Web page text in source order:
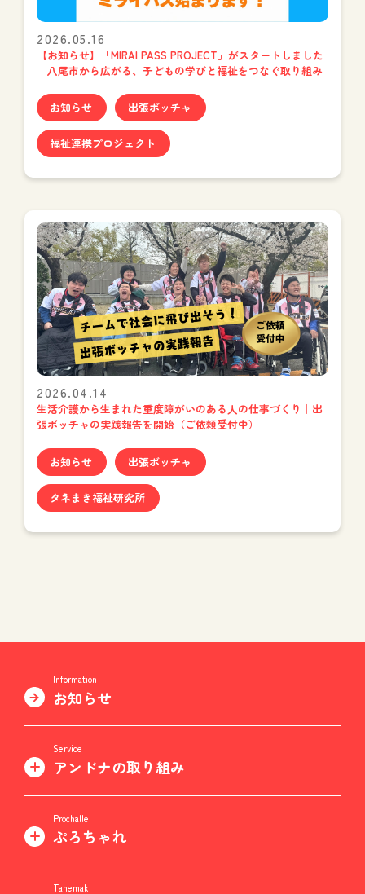
2026.05.16
【お知らせ】「MIRAI PASS PROJECT」がスタートしました
｜八尾市から広がる、子どもの学びと福祉をつなぐ取り組み
お知らせ 出張ボッチャ
福祉連携プロジェクト
2026.04.14
生活介護から生まれた重度障がいのある人の仕事づくり｜出
張ボッチャの実践報告を開始（ご依頼受付中）
お知らせ 出張ボッチャ
タネまき福祉研究所
Information
お知らせ
Service
アンドナの取り組み
Prochalle
ぷろちゃれ
Tanemaki